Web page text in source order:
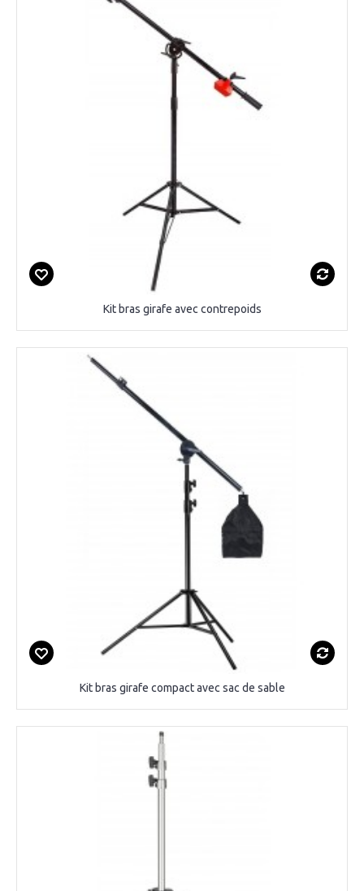
Kit bras girafe avec contrepoids
Kit bras girafe compact avec sac de sable